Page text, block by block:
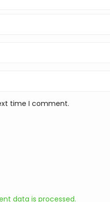
time I comment.
data is processed.